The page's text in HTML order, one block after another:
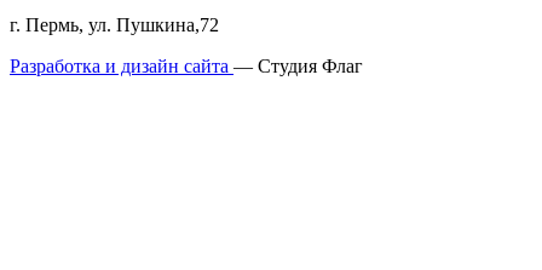
г. Пермь, ул. Пушкина,72
Разработка и дизайн сайта — Студия Флаг